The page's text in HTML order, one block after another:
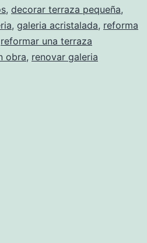
, decorar terraza pequeña,
, galeria acristalada, reforma
reformar una terraza
obra, renovar galeria